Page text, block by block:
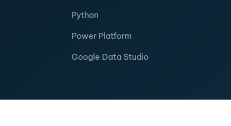
Python
Power Platform
Google Data Studio